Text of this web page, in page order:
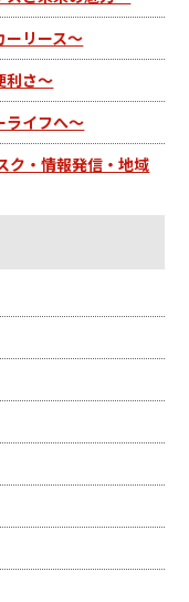
ーリース～
利さ～
ライフへ～
ク・情報発信・地域